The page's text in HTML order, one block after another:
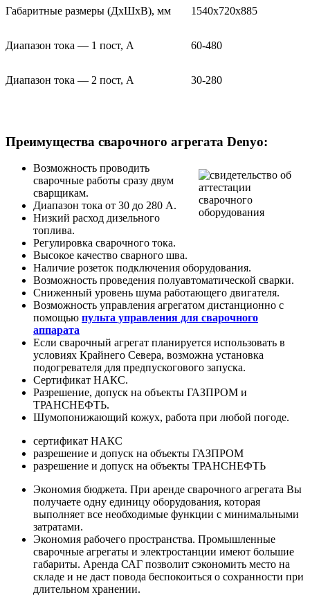
Габаритные размеры (ДхШхВ), мм 1540х720х885
Диапазон тока — 1 пост, А 60-480
Диапазон тока — 2 пост, А 30-280
Преимущества сварочного агрегата Denyo:
Возможность проводить
сварочные работы сразу двум
сварщикам.
Диапазон тока от 30 до 280 А.
Низкий расход дизельного
топлива.
Регулировка сварочного тока.
Высокое качество сварного шва.
Наличие розеток подключения оборудования.
Возможность проведения полуавтоматической сварки.
Сниженный уровень шума работающего двигателя.
Возможность управления агрегатом дистанционно с
помощью пульта управления для сварочного
аппарата
Если сварочный агрегат планируется использовать в
условиях Крайнего Севера, возможна установка
подогревателя для предпускогового запуска.
Сертификат НАКС.
Разрешение, допуск на объекты ГАЗПРОМ и
ТРАНСНЕФТЬ.
Шумопонижающий кожух, работа при любой погоде.
сертификат НАКС
разрешение и допуск на объекты ГАЗПРОМ
разрешение и допуск на объекты ТРАНСНЕФТЬ
Экономия бюджета. При аренде сварочного агрегата Вы
получаете одну единицу оборудования, которая
выполняет все необходимые функции с минимальными
затратами.
Экономия рабочего пространства. Промышленные
сварочные агрегаты и электростанции имеют большие
габариты. Аренда САГ позволит сэкономить место на
складе и не даст повода беспокоиться о сохранности при
длительном хранении.